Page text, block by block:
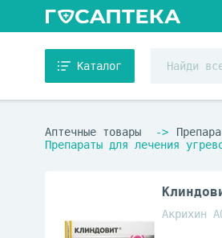
Каталог
Аптечные товары
Препараты для лечения
Акрихин